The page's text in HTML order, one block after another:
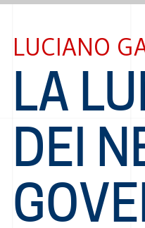
LUCIANO
LA
DEI